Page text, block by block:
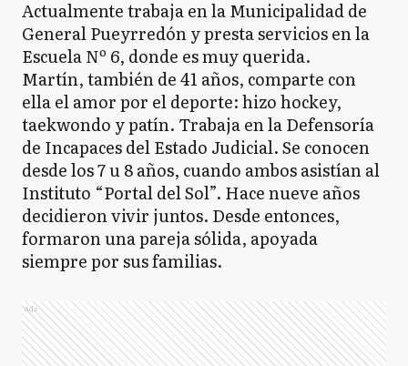
Actualmente trabaja en la Municipalidad de
General Pueyrredón y presta servicios en la
Escuela Nº 6, donde es muy querida.
Martín, también de 41 años, comparte con
ella el amor por el deporte: hizo hockey,
taekwondo y patín. Trabaja en la Defensoría
de Incapaces del Estado Judicial. Se conocen
desde los 7 u 8 años, cuando ambos asistían al
Instituto “Portal del Sol”. Hace nueve años
decidieron vivir juntos. Desde entonces,
formaron una pareja sólida, apoyada
siempre por sus familias.
Ads